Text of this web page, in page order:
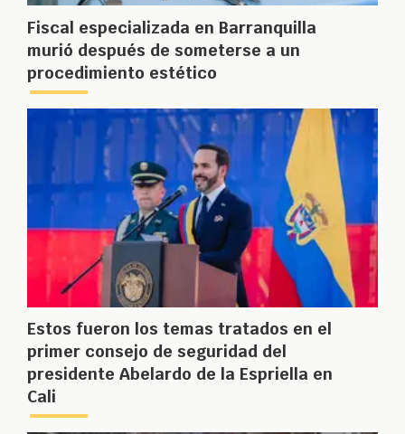
Fiscal especializada en Barranquilla
murió después de someterse a un
procedimiento estético
Estos fueron los temas tratados en el
primer consejo de seguridad del
presidente Abelardo de la Espriella en
Cali